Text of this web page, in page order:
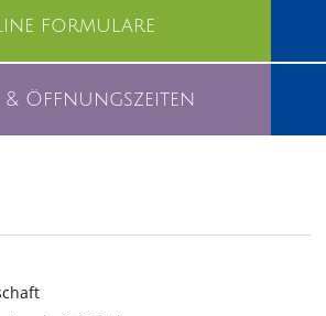
formulare
& Öffnungszeiten